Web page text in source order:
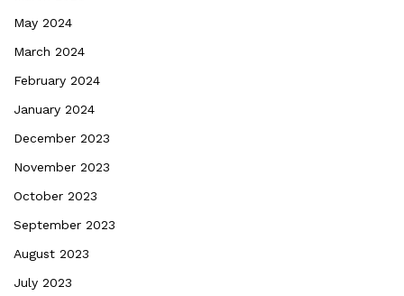
May 2024
March 2024
February 2024
January 2024
December 2023
November 2023
October 2023
September 2023
August 2023
July 2023